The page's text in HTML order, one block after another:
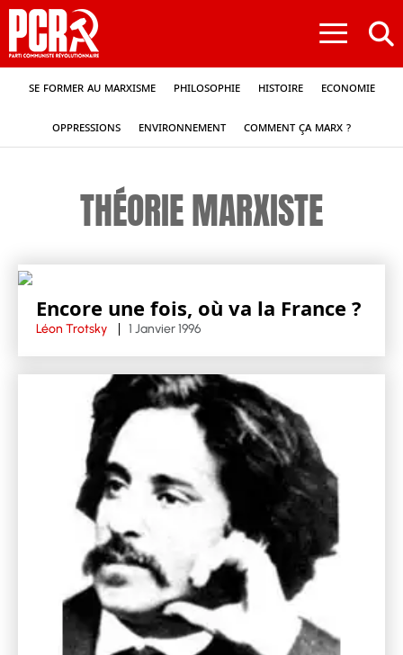
≡
Se former au marxisme Philosophie Histoire Economie
Oppressions Environnement Comment ça Marx ?
THÉORIE MARXISTE
Encore une fois, où va la France ?
Léon Trotsky 1 Janvier 1996